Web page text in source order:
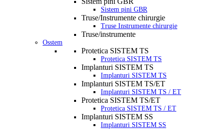
Sistem pini GBR
Truse/Instrumente chirurgie
Truse Instrumente chirurgie
Truse/instrumente
Osstem
Protetica SISTEM TS
Protetica SISTEM TS
Implanturi SISTEM TS
Implanturi SISTEM TS
Implanturi SISTEM TS/ET
Implanturi SISTEM TS / ET
Protetica SISTEM TS/ET
Protetica SISTEM TS / ET
Implanturi SISTEM SS
Implanturi SISTEM SS